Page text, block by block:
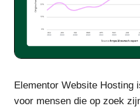
Elementor Website Hosting
voor mensen die op zoek